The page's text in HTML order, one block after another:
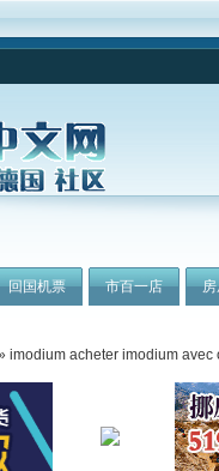
回国机票 市百一店
imodium acheter imodium avec